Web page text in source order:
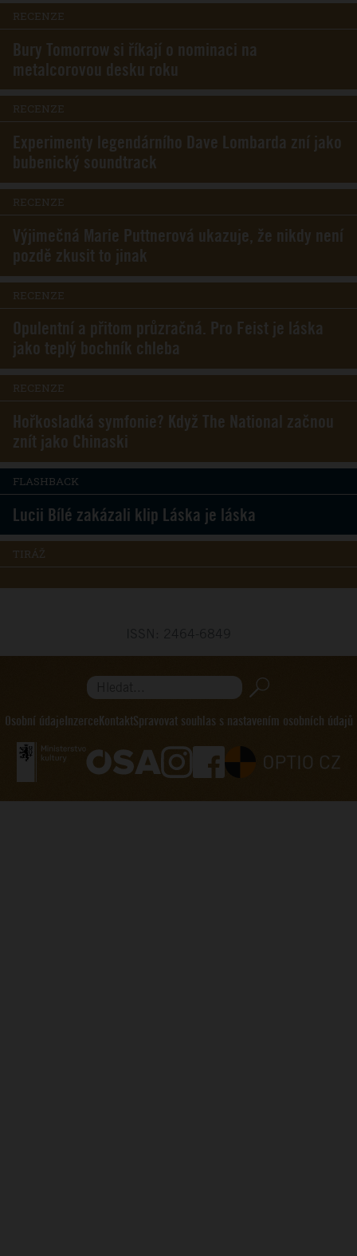
RECENZE
Bury Tomorrow si říkají o nominaci na
metalcorovou desku roku
RECENZE
Experimenty legendárního Dave Lombarda zní jako
bubenický soundtrack
RECENZE
Výjimečná Marie Puttnerová ukazuje, že nikdy není
pozdě zkusit to jinak
RECENZE
Opulentní a přitom průzračná. Pro Feist je láska
jako teplý bochník chleba
RECENZE
Hořkosladká symfonie? Když The National začnou
znít jako Chinaski
FLASHBACK
Lucii Bílé zakázali klip Láska je láska
TIRÁŽ
Hledat...
Osobní údajeInzerceKontaktSpravovat souhlas s nastavením osobních údajů